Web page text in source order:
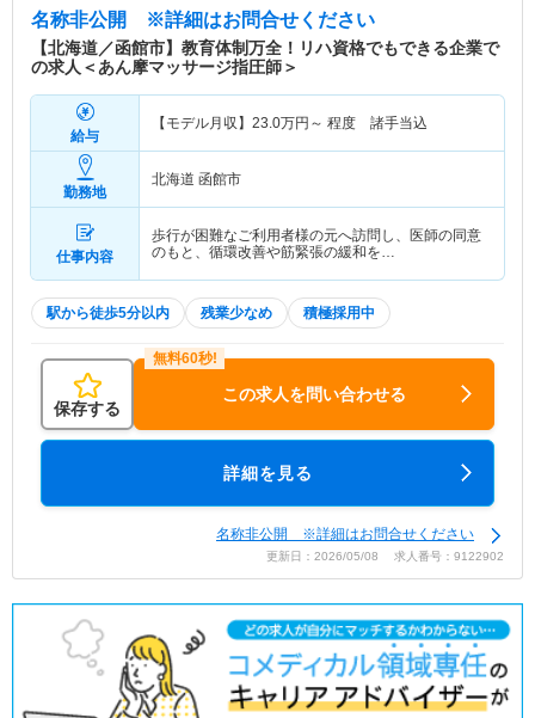
名称非公開 ※詳細はお問合せください
【北海道／函館市】教育体制万全！リハ資格でもできる企業で
の求人＜あん摩マッサージ指圧師＞
給与
【モデル月収】 23.0万円～ 程度 諸手当込
勤務地
北海道 函館市
仕事内容
歩行が困難なご利用者様の元へ訪問し、医師の同意
のもと、循環改善や筋緊張の緩和を…
駅から徒歩5分以内 残業少なめ 積極採用中
保存する
この求人を問い合わせる
詳細を見る
名称非公開 ※詳細はお問合せください
更新日：2026/05/08 求人番号：9122902